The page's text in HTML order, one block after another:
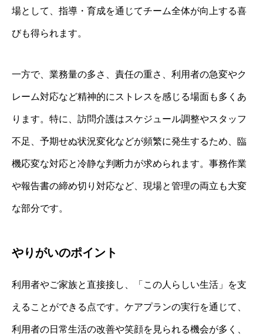
場として、指導・育成を通じてチーム全体が向上する喜
びも得られます。
一方で、業務量の多さ、責任の重さ、利用者の急変やク
レーム対応など精神的にストレスを感じる場面も多くあ
ります。特に、訪問介護はスケジュール調整やスタッフ
不足、予期せぬ状況変化などが頻繁に発生するため、臨
機応変な対応と冷静な判断力が求められます。事務作業
や報告書の締め切り対応など、現場と管理の両立も大変
な部分です。
やりがいのポイント
利用者やご家族と直接接し、「この人らしい生活」を支
えることができる点です。ケアプランの実行を通じて、
利用者の日常生活の改善や笑顔を見られる機会が多く、